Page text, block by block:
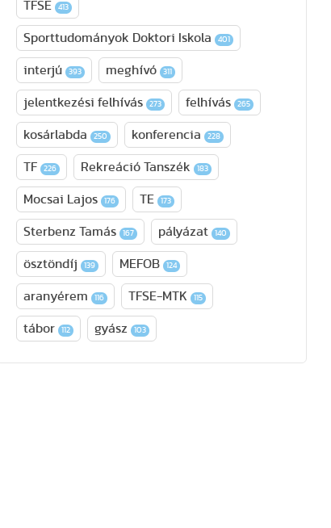
TFSE 413
Sporttudományok Doktori Iskola 401
interjú 393 meghívó 311
jelentkezési felhívás 273 felhívás 265
kosárlabda 250 konferencia 228
TF 226 Rekreáció Tanszék 183
Mocsai Lajos 176 TE 173
Sterbenz Tamás 167 pályázat 140
ösztöndíj 139 MEFOB 124
aranyérem 116 TFSE-MTK 115
tábor 112 gyász 103